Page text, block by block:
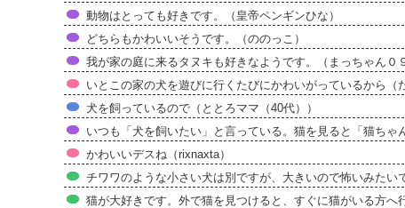
動物はとっても好きです。（皇帝ペンギンひな）
どちらもかわいいそうです。（ののっこ）
我が家の庭に来るタヌキも好きなようです。（まっちゃん０
いとこの家の犬を遊びに行くたびにかわいがっているから（
犬を飼っているので（ととろママ（40代））
いつも「犬を飼いたい」と言っている。猫を見ると「猫ちゃ
かわいいデスね（rixnaxta）
チワワのような小さい犬は別ですが、大きいので怖いみたい
猫が大好きです。外で猫を見つけると、すぐに猫がいる方へ